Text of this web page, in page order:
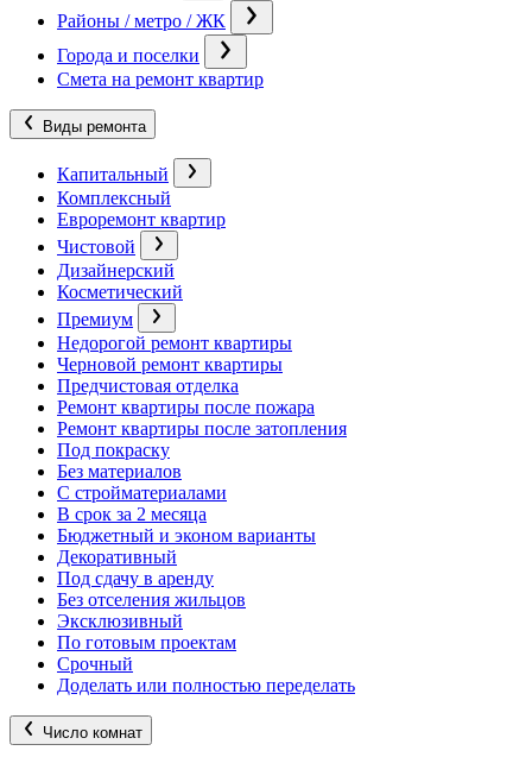
Районы / метро / ЖК
Города и поселки
Смета на ремонт квартир
Виды ремонта
Капитальный
Комплексный
Евроремонт квартир
Чистовой
Дизайнерский
Косметический
Премиум
Недорогой ремонт квартиры
Черновой ремонт квартиры
Предчистовая отделка
Ремонт квартиры после пожара
Ремонт квартиры после затопления
Под покраску
Без материалов
С стройматериалами
В срок за 2 месяца
Бюджетный и эконом варианты
Декоративный
Под сдачу в аренду
Без отселения жильцов
Эксклюзивный
По готовым проектам
Срочный
Доделать или полностью переделать
Число комнат